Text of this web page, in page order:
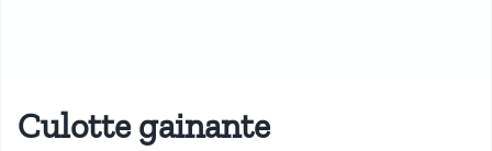
Culotte gainante